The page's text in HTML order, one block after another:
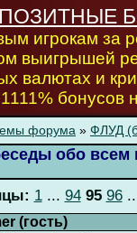
игрокам за
выигрышей
валютах и
бонусов
форума » ФЛУД
обо всем
1... 94 95 96
(гость)